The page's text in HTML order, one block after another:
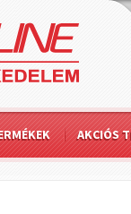
AKCIÓS